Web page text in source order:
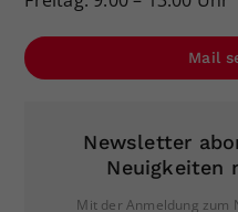
Mail
Newsletter
Neuigkeiten
Mit der Anmeldung zum